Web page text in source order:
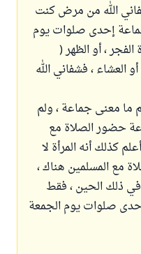
الله من مرض كنت
إحدى صلوات يوم
، أو الظهر (
العشاء ، فشفاني الله
ما معنى جماعة ، ولم
حضور الصلاة مع
كذلك أنه المرأة لا
مع المسلمين هناك ،
ذلك الحين ، فقط
صلوات يوم الجمعة